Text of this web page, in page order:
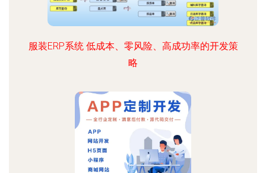
服装ERP系统 低成本、零风险、高成功率的开发策
略